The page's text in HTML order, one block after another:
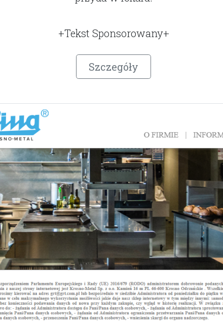
+Tekst Sponsorowany+
Szczegóły